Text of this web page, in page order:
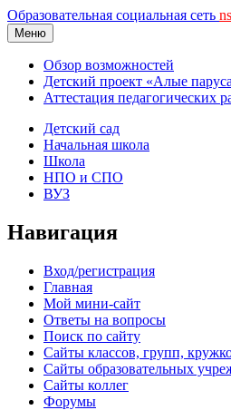
Образовательная социальная сеть ns
Меню
Обзор возможностей
Детский проект «Алые
Аттестация педагогических
Детский сад
Начальная школа
Школа
НПО и СПО
ВУЗ
Навигация
Вход/регистрация
Главная
Мой мини-сайт
Ответы на вопросы
Поиск по сайту
Сайты классов, групп,
Сайты образовательных
Сайты коллег
Форумы